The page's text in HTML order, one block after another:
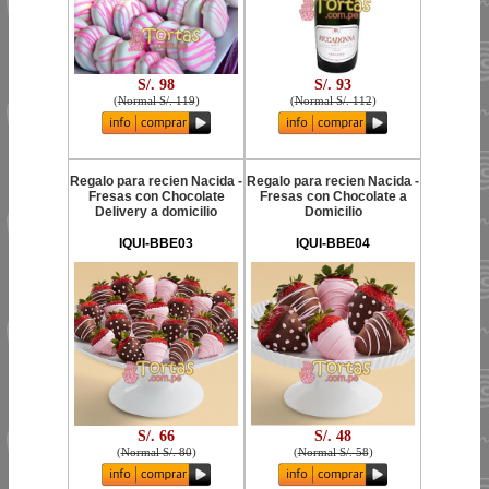
S/. 98
(Normal S/. 119)
S/. 93
(Normal S/. 112)
Regalo para recien Nacida -
Fresas con Chocolate
Delivery a domicilio
IQUI-BBE03
S/. 66
(Normal S/. 80)
Regalo para recien Nacida -
Fresas con Chocolate a
Domicilio
IQUI-BBE04
S/. 48
(Normal S/. 58)